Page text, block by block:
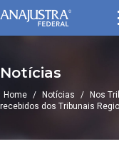
Notícias
Home / Notícias / Nos
recebidos dos Tribunais